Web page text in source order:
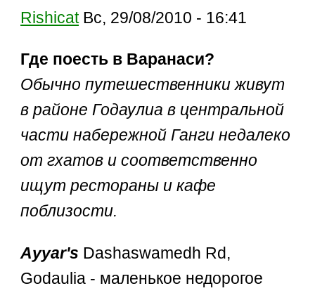
RishicatВс, 29/08/2010 - 16:41
Где поесть в Варанаси?
Обычно путешественники живут
в районе Годаулиа в центральной
части набережной Ганги недалеко
от гхатов и соответственно
ищут рестораны и кафе
поблизости.
Ayyar's Dashaswamedh Rd,
Godaulia - маленькое недорогое